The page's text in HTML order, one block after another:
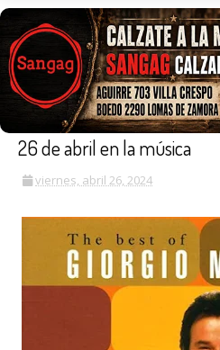
26 de abril en la música
viernes, abril 26, 2024